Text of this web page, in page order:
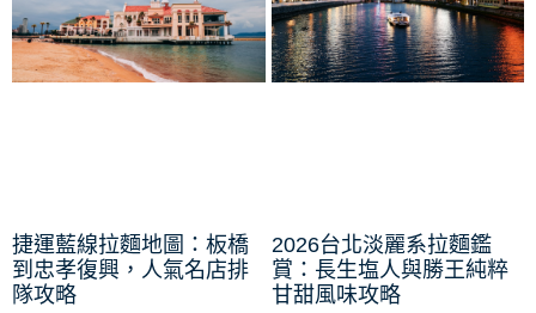
捷運藍線拉麵地圖：板橋
到忠孝復興，人氣名店排
隊攻略
2026台北淡麗系拉麵鑑
賞：長生塩人與勝王純粹
甘甜風味攻略